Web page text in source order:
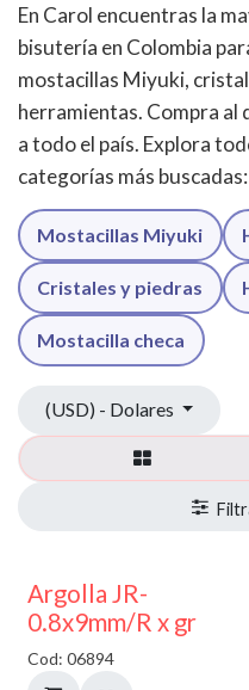
En Carol encuentras la
bisutería en Colombia
mostacillas Miyuki,
herramientas. Compra al
a todo el país. Explora
categorías más buscadas:
Mostacillas Miyuki
Cristales y piedras
Mostacilla checa
(USD) - Dolares
Argolla JR-
0.8x9mm/R x gr
Cod: 06894